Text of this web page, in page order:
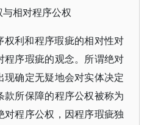
与相对程序公权
权利和程序瑕疵的相对性对
程序瑕疵的观念。所谓绝对
确定无疑地会对实体决定
款所保障的程序公权被称为
程序公权，因程序瑕疵独